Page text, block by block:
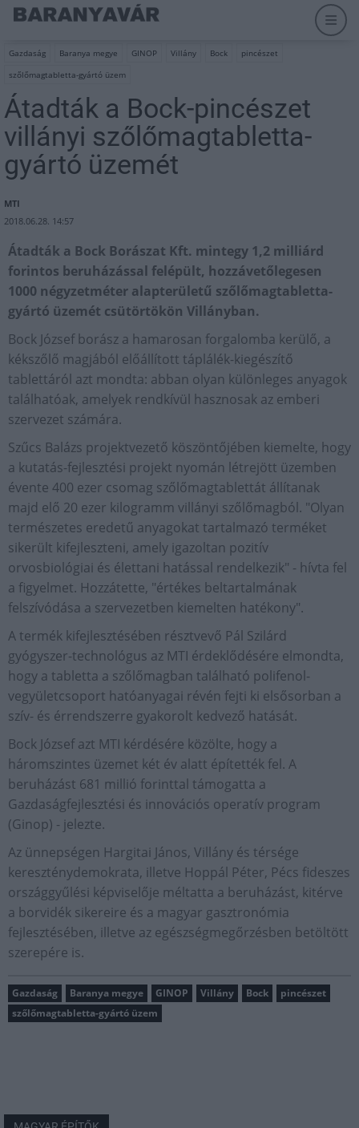
Gazdaság Baranya megye GINOP Villány Bock
pincészet
szőlőmagtabletta-gyártó üzem
Átadták a Bock-pincészet
villányi szőlőmagtabletta-
gyártó üzemét
MTI
2018.06.28. 14:57
Átadták a Bock Borászat Kft. mintegy 1,2 milliárd
forintos beruházással felépült, hozzávetőlegesen
1000 négyzetméter alapterületű szőlőmagtabletta-
gyártó üzemét csütörtökön Villányban.
Bock József borász a hamarosan forgalomba kerülő, a
kékszőlő magjából előállított táplálék-kiegészítő
tablettáról azt mondta: abban olyan különleges anyagok
találhatóak, amelyek rendkívül hasznosak az emberi
szervezet számára.
Szűcs Balázs projektvezető köszöntőjében kiemelte, hogy
a kutatás-fejlesztési projekt nyomán létrejött üzemben
évente 400 ezer csomag szőlőmagtablettát állítanak
majd elő 20 ezer kilogramm villányi szőlőmagból. "Olyan
természetes eredetű anyagokat tartalmazó terméket
sikerült kifejleszteni, amely igazoltan pozitív
orvosbiológiai és élettani hatással rendelkezik" - hívta fel
a figyelmet. Hozzátette, "értékes beltartalmának
felszívódása a szervezetben kiemelten hatékony".
A termék kifejlesztésében résztvevő Pál Szilárd
gyógyszer-technológus az MTI érdeklődésére elmondta,
hogy a tabletta a szőlőmagban található polifenol-
vegyületcsoport hatóanyagai révén fejti ki elsősorban a
szív- és érrendszerre gyakorolt kedvező hatását.
Bock József azt MTI kérdésére közölte, hogy a
háromszintes üzemet két év alatt építették fel. A
beruházást 681 millió forinttal támogatta a
Gazdaságfejlesztési és innovációs operatív program
(Ginop) - jelezte.
Az ünnepségen Hargitai János, Villány és térsége
kereszténydemokrata, illetve Hoppál Péter, Pécs fideszes
országgyűlési képviselője méltatta a beruházást, kitérve
a borvidék sikereire és a magyar gasztronómia
fejlesztésében, illetve az egészségmegőrzésben betöltött
szerepére is.
Gazdaság Baranya megye GINOP Villány Bock
pincészet
szőlőmagtabletta-gyártó üzem